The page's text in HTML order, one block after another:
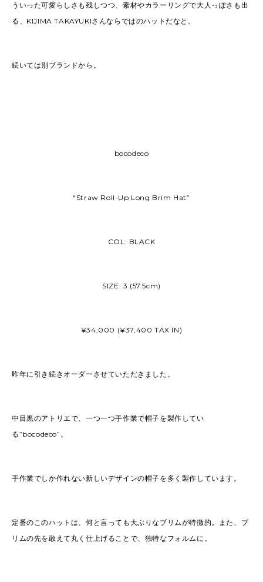
ういった可愛らしさも残しつつ、素材やカラーリングで大人っぽさも出
る、KIJIMA TAKAYUKIさんならではのハットだなと。
続いては別ブランドから。
bocodeco
“Straw Roll-Up Long Brim Hat”
COL: BLACK
SIZE: 3 (57.5cm)
¥34,000 (¥37,400 TAX IN)
昨年に引き続きオーダーさせていただきました。
中目黒のアトリエで、一つ一つ手作業で帽子を製作してい
る”bocodeco”。
手作業でしか作れない新しいデザインの帽子を多く製作しています。
定番のこのハットは、何と言っても大ぶりなブリムが特徴的。また、ブ
リムの先を敢えて丸く仕上げることで、独特なフォルムに。